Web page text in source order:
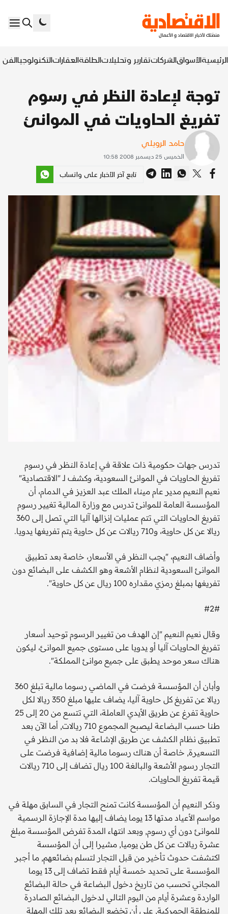
الرئيسيةالأسواقالشركاتتقارير وتحليلاتالطاقةالعقاراتالتكنولوجياالفن
توجة لإعادة النظر في رسوم
تفريغ الحاويات في الموانئ
حامد الرويلي
الخميس 25 ديسمبر 2008 10:58
تابع آخر الأخبار على واتساب
تدرس جهات حكومية ذات علاقة في إعادة النظر في رسوم
تفريغ الحاويات في الموانئ السعودية، وكشف لـ "الاقتصادية"
نعيم النعيم مدير عام ميناء الملك عبد العزيز في الدمام، أن
المؤسسة العامة للموانئ تدرس مع وزارة المالية تغيير رسوم
تفريغ الحاويات التي تتم عمليات إنزالها آليا التي تصل إلى 360
ريالا عن كل حاوية، و710 ريالات عن كل حاوية يتم تفريغها يدويا.
وأضاف النعيم، "يجب النظر في الأسعار، خاصة بعد تطبيق
الموانئ السعودية لنظام الأشعة وهو الكشف على البضائع دون
تفريغها بمبلغ رمزي مقداره 100 ريال عن كل حاوية".
#2#
وقال نعيم النعيم "إن الهدف من تغيير الرسوم توحيد أسعار
تفريغ الحاويات آليا أو يدويا على مستوى جميع الموانئ، ليكون
هناك سعر موحد يطبق على جميع موانئ المملكة".
وأبان أن المؤسسة فرضت في الماضي رسوما مالية تبلغ 360
ريالا عن تفريغ كل حاوية آليا، يضاف عليها مبلغ 350 ريالا لكل
حاوية تفرغ عن طريق الأيدي العاملة، التي تتسع من 20 إلى 25
طنا حسب البضاعة ليصبح المجموع 710 ريالات, أما الآن بعد
تطبيق نظام الكشف عن طريق الإشاعة فلا بد من النظر في
التسعيرة, خاصة أن هناك رسوما مالية إضافية فرضت على
التجار رسوم الأشعة والبالغة 100 ريال تضاف إلى 710 ريالات
قيمة تفريغ الحاويات.
وذكر النعيم أن المؤسسة كانت تمنح التجار في السابق مهلة في
مواسم الأعياد مدتها 13 يوما يضاف إليها مدة الإجازة الرسمية
للموانئ دون أي رسوم, وبعد انتهاء المدة تفرض المؤسسة مبلغ
عشرة ريالات عن كل طن يوميا, مشيرا إلى أن المؤسسة
اكتشفت حدوث تأخير من قبل التجار لتسلم بضائعهم, ما أجبر
المؤسسة على تحديد خمسة أيام فقط تضاف إلى 13 يوما
المجاني تحسب من تاريخ دخول البضاعة في حالة البضائع
الواردة وعشرة أيام من اليوم التالي لدخول البضائع الصادرة
للمنطقة الجمركية, على أن تخضع البضائع بعد تلك المهلة